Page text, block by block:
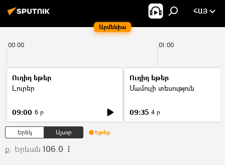
Արմենիա
ՀԱՅ
00:00 01:00
Ուղիղ եթեր
Լուրեր
09:00 6 ր
Ուղիղ եթեր
Մամուլի տեսություն
09:35 4 ր
Երեկ Այսօր Եթեր
ք. Երևան 106.0